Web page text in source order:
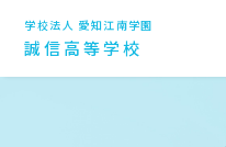
学校法人 愛知江南学園
誠信高等学校